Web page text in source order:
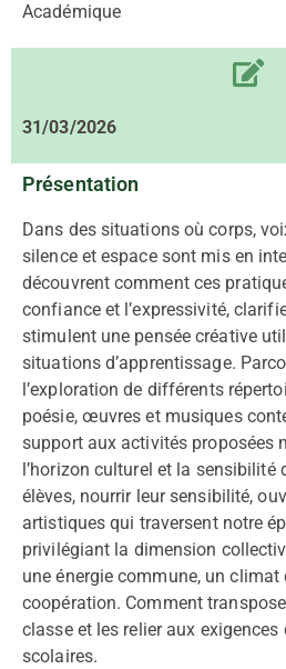
Académique
31/03/2026
Présentation
Dans des situations où corps,
silence et espace sont mis en
découvrent comment ces
confiance et l’expressivité,
stimulent une pensée créative
situations d’apprentissage.
l’exploration de différents
poésie, œuvres et musiques
support aux activités proposées
l’horizon culturel et la sensibilité
élèves, nourrir leur sensibilité,
artistiques qui traversent notre
privilégiant la dimension
une énergie commune, un climat
coopération. Comment
classe et les relier aux
scolaires.